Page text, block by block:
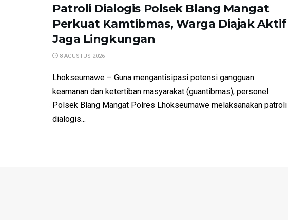
Patroli Dialogis Polsek Blang Mangat
Perkuat Kamtibmas, Warga Diajak Aktif
Jaga Lingkungan
8 AGUSTUS 2026
Lhokseumawe – Guna mengantisipasi potensi gangguan
keamanan dan ketertiban masyarakat (guantibmas), personel
Polsek Blang Mangat Polres Lhokseumawe melaksanakan patroli
dialogis...